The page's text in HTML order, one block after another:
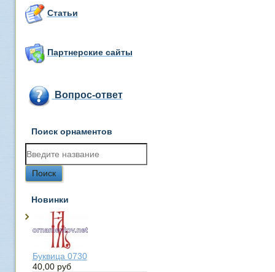
Статьи
Партнерские сайты
Вопрос-ответ
Поиск орнаментов
Новинки
Буквица 0730
40,00 руб